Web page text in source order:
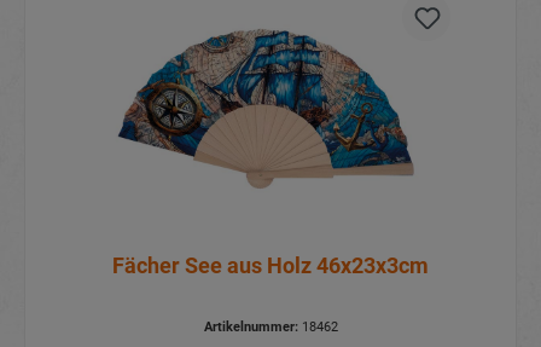
Fächer See aus Holz 46x23x3cm
Artikelnummer:18462